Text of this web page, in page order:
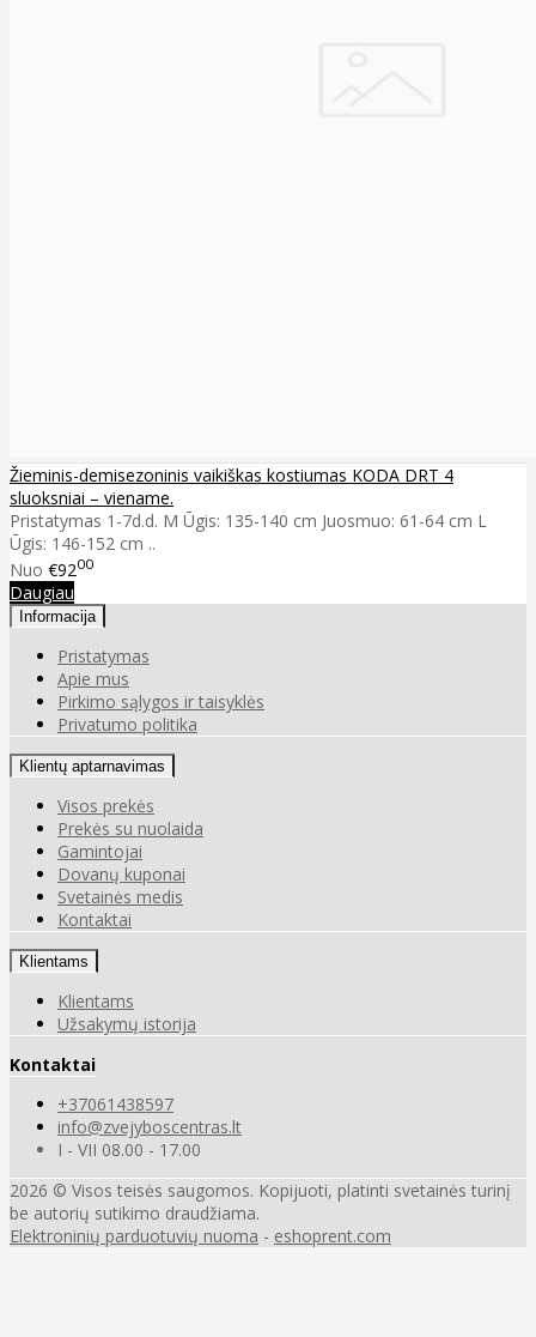
Žieminis-demisezoninis vaikiškas kostiumas KODA DRT 4
sluoksniai – viename.
Pristatymas 1-7d.d. M Ūgis: 135-140 cm Juosmuo: 61-64 cm L
Ūgis: 146-152 cm ..
Nuo €9200
Daugiau
Informacija
Pristatymas
Apie mus
Pirkimo sąlygos ir taisyklės
Privatumo politika
Klientų aptarnavimas
Visos prekės
Prekės su nuolaida
Gamintojai
Dovanų kuponai
Svetainės medis
Kontaktai
Klientams
Klientams
Užsakymų istorija
Kontaktai
+37061438597
info@zvejyboscentras.lt
I - VII 08.00 - 17.00
2026 © Visos teisės saugomos. Kopijuoti, platinti svetainės turinį
be autorių sutikimo draudžiama.
Elektroninių parduotuvių nuoma - eshoprent.com